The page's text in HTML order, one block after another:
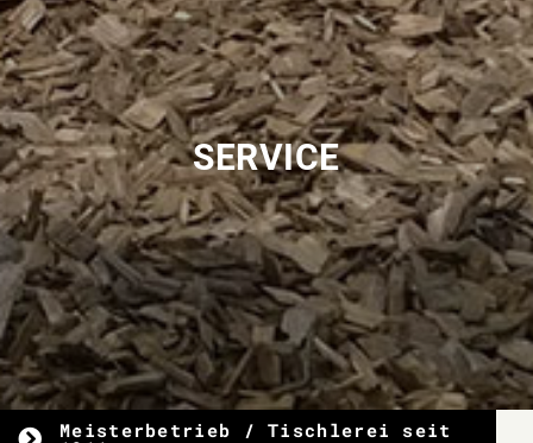
SERVICE
Meisterbetrieb / Tischlerei seit